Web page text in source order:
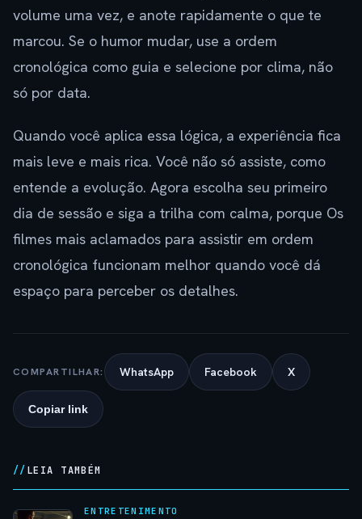
volume uma vez, e anote rapidamente o que te
marcou. Se o humor mudar, use a ordem
cronológica como guia e selecione por clima, não
só por data.
Quando você aplica essa lógica, a experiência fica
mais leve e mais rica. Você não só assiste, como
entende a evolução. Agora escolha seu primeiro
dia de sessão e siga a trilha com calma, porque Os
filmes mais aclamados para assistir em ordem
cronológica funcionam melhor quando você dá
espaço para perceber os detalhes.
COMPARTILHAR: WhatsApp Facebook X
Copiar link
LEIA TAMBÉM
ENTRETENIMENTO